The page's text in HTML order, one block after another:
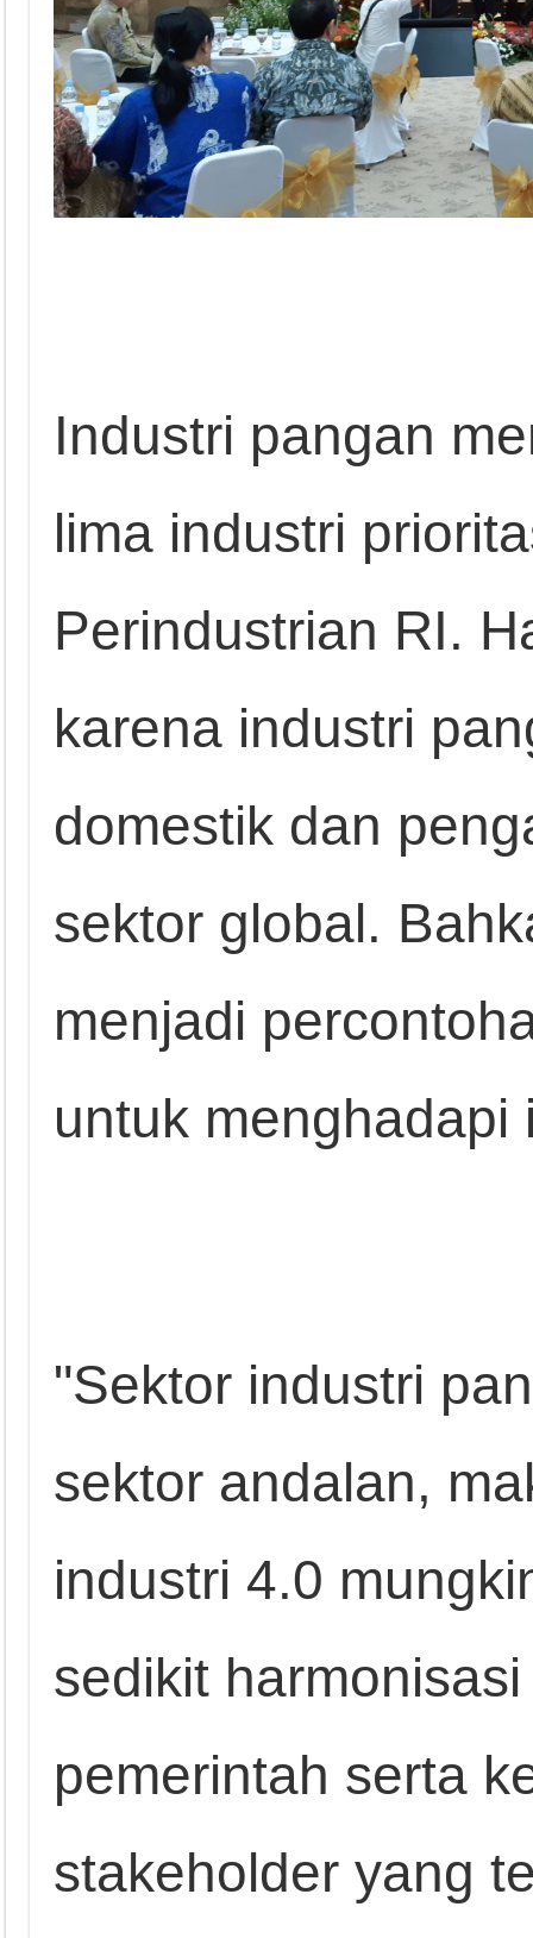
Industri pangan
lima industri
Perindustrian RI.
karena industri
domestik dan
sektor global.
menjadi
untuk menghadapi
"Sektor industri
sektor andalan,
industri 4.0
sedikit
pemerintah serta
stakeholder yang